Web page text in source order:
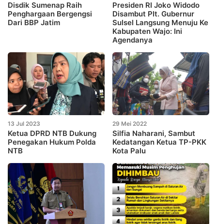
Disdik Sumenap Raih
Penghargaan Bergengsi
Dari BBP Jatim
Presiden RI Joko Widodo
Disambut Plt. Gubernur
Sulsel Langsung Menuju Ke
Kabupaten Wajo: Ini
Agendanya
13 Jul 2023
Ketua DPRD NTB Dukung
Penegakan Hukum Polda
NTB
29 Mei 2022
Silfia Naharani, Sambut
Kedatangan Ketua TP-PKK
Kota Palu